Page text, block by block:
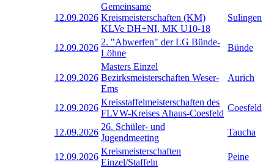
12.09.2026
Gemeinsame
Kreismeisterschaften (KM)
KLVe DH+NI, MK U10-18
Sulingen
12.09.2026
2. "Abwerfen" der LG Bünde-
Löhne
Bünde
12.09.2026
Masters Einzel
Bezirksmeisterschaften Weser-
Ems
Aurich
12.09.2026
Kreisstaffelmeisterschaften des
FLVW-Kreises Ahaus-Coesfeld
Coesfeld
12.09.2026
26. Schüler- und
Jugendmeeting
Taucha
12.09.2026
Kreismeisterschaften
Einzel/Staffeln
Peine